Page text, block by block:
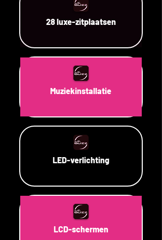
28 luxe-zitplaatsen
Muziekinstallatie
LED-verlichting
LCD-schermen